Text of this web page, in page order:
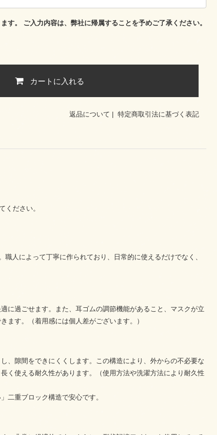
。 ご入力内容は、弊社に帰属することを予めご了承ください。
カートに入れる
返品について | 特定商取引法に基づく表記
ください。
人によって丁寧に作られており、日常的に使えるだけでなく、
に過ごせます。また、耳ゴムの調節機能があること、マスクが立
ます。（着用感には個人差がございます。）
、隙間をできにくくします。この構造により、外からの不必要な
く使える耐久性があります。（使用方法や洗濯方法により耐久性
二重ブロック構造で安心です。